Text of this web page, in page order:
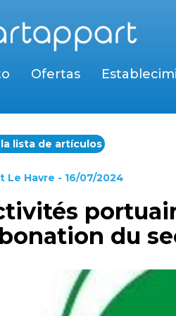
Ofertas
la lista de artículos
Le Havre - 16/07/2024
du